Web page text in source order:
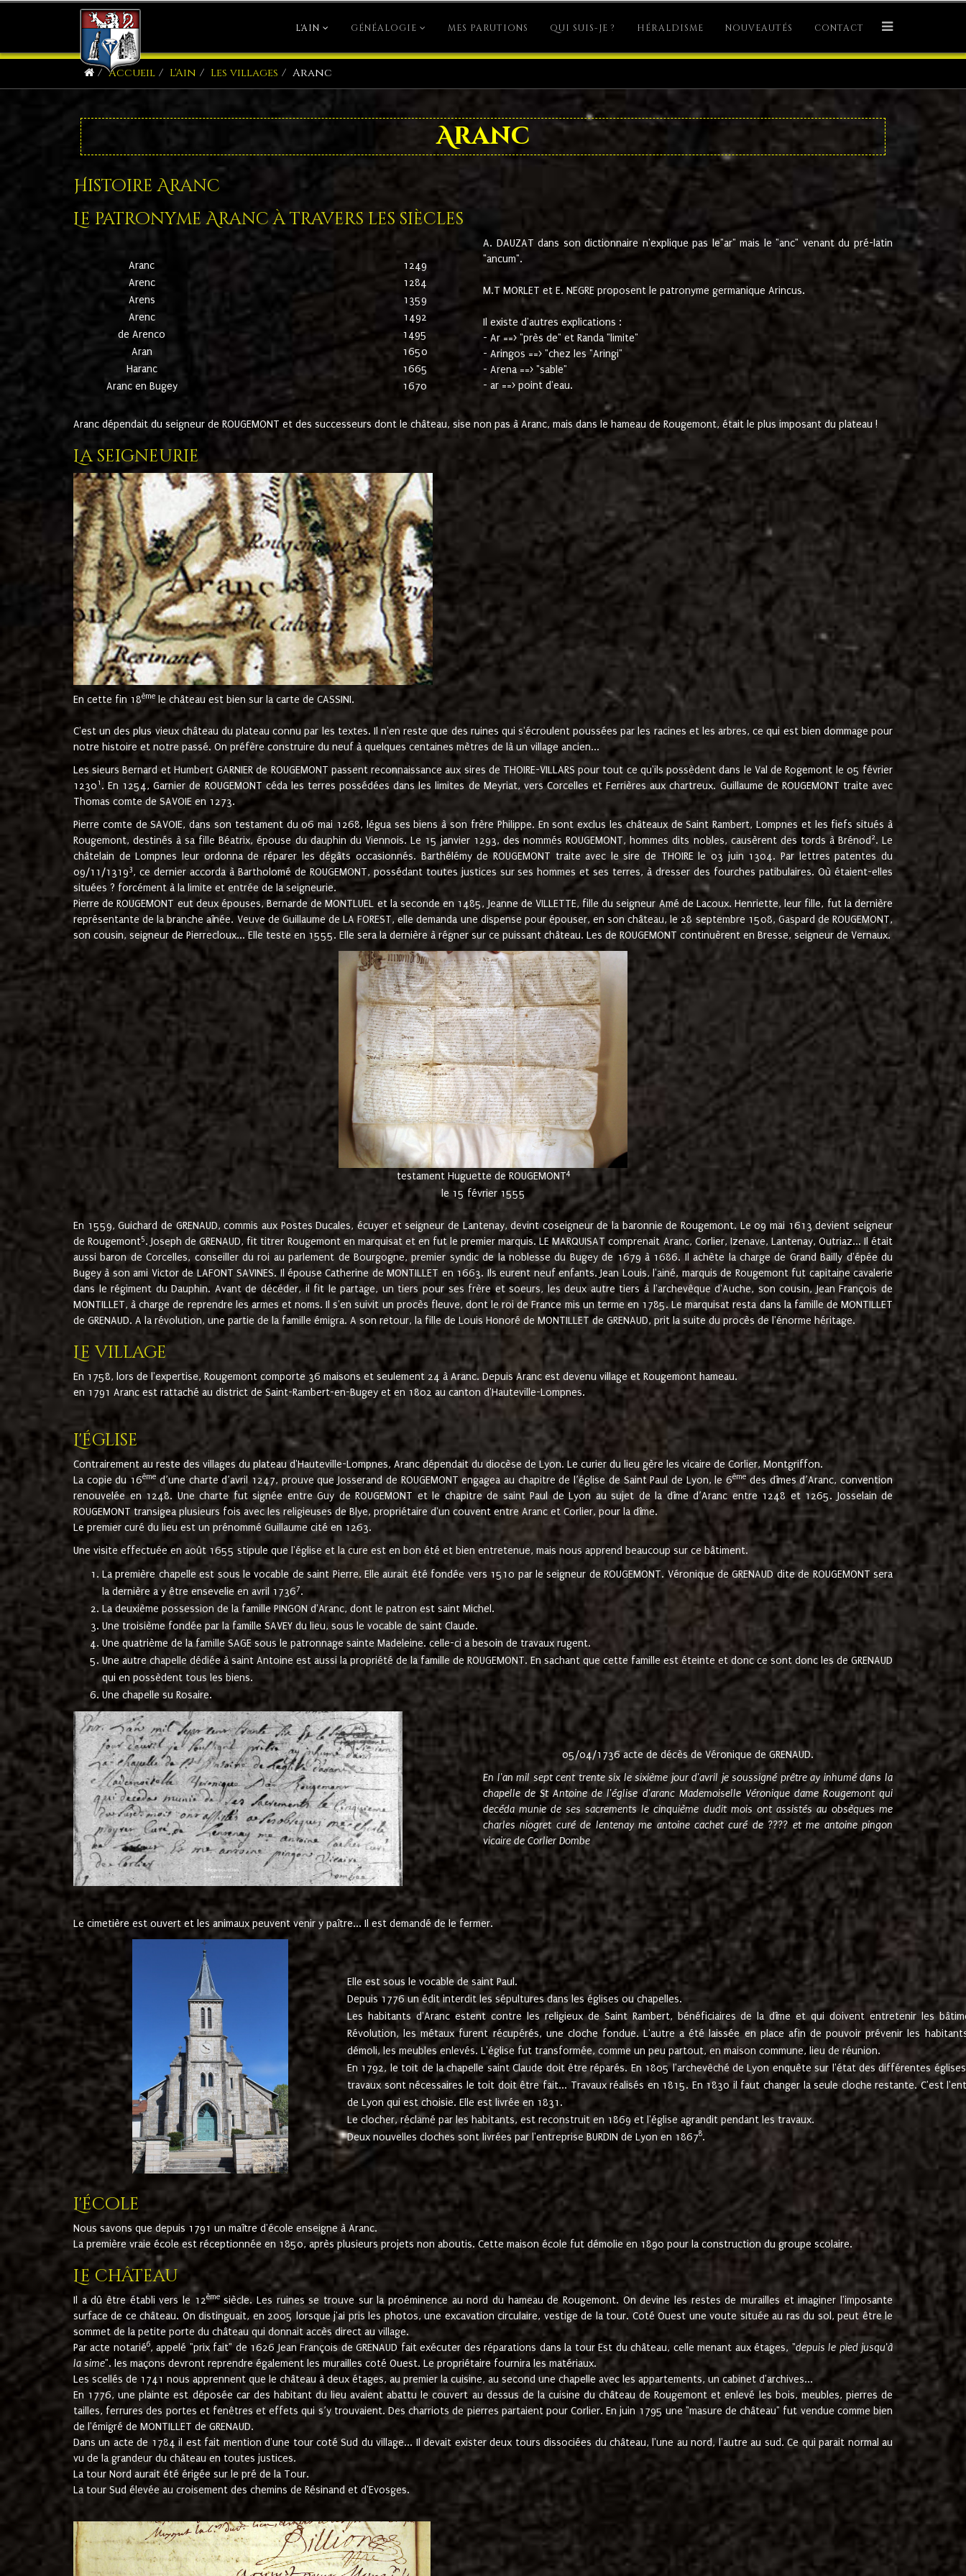
L'AIN GÉNÉALOGIE MES PARUTIONS QUI SUIS-JE ? HÉRALDISME NOUVEAUTÉS CONTACT
Accueil L'Ain Les villages Aranc
Aranc
Histoire Aranc
Le patronyme Aranc à travers les siècles
Aranc
1249
Arenc
1284
Arens
1359
Arenc
1492
de Arenco
1495
Aran
1650
Haranc
1665
Aranc en Bugey
1670
A. DAUZAT dans son dictionnaire n'explique pas le"ar" mais le "anc" venant du pré-latin
"ancum".
M.T MORLET et E. NEGRE proposent le patronyme germanique Arincus.
Il existe d'autres explications :
- Ar ==> "près de" et Randa "limite"
- Aringos ==> "chez les "Aringi"
- Arena ==> "sable"
- ar ==> point d'eau.
Aranc dépendait du seigneur de ROUGEMONT et des successeurs dont le château, sise non pas à Aranc, mais dans le hameau de Rougemont, était le plus imposant du plateau !
La seigneurie
En cette fin 18ème le château est bien sur la carte de CASSINI.
C'est un des plus vieux château du plateau connu par les textes. Il n'en reste que des ruines qui s'écroulent poussées par les racines et les arbres, ce qui est bien dommage pour
notre histoire et notre passé. On préfère construire du neuf à quelques centaines mètres de là un village ancien...
Les sieurs Bernard et Humbert GARNIER de ROUGEMONT passent reconnaissance aux sires de THOIRE-VILLARS pour tout ce qu'ils possèdent dans le Val de Rogemont le 05 février
12301 . En 1254, Garnier de ROUGEMONT céda les terres possédées dans les limites de Meyriat, vers Corcelles et Ferrières aux chartreux. Guillaume de ROUGEMONT traite avec
Thomas comte de SAVOIE en 1273.
Pierre comte de SAVOIE, dans son testament du 06 mai 1268, légua ses biens à son frère Philippe. En sont exclus les châteaux de Saint Rambert, Lompnes et les fiefs situés à
Rougemont, destinés à sa fille Béatrix, épouse du dauphin du Viennois. Le 15 janvier 1293, des nommés ROUGEMONT, hommes dits nobles, causèrent des tords à Brénod 2. Le
châtelain de Lompnes leur ordonna de réparer les dégâts occasionnés. Barthélémy de ROUGEMONT traite avec le sire de THOIRE le 03 juin 1304. Par lettres patentes du
09/11/13193, ce dernier accorda à Bartholomé de ROUGEMONT, possédant toutes justices sur ses hommes et ses terres, à dresser des fourches patibulaires. Où étaient-elles
situées ? forcément à la limite et entrée de la seigneurie.
Pierre de ROUGEMONT eut deux épouses, Bernarde de MONTLUEL et la seconde en 1485, Jeanne de VILLETTE, fille du seigneur Amé de Lacoux. Henriette, leur fille, fut la dernière
représentante de la branche aînée. Veuve de Guillaume de LA FOREST, elle demanda une dispense pour épouser, en son château, le 28 septembre 1508, Gaspard de ROUGEMONT,
son cousin, seigneur de Pierrecloux... Elle teste en 1555. Elle sera la dernière à régner sur ce puissant château. Les de ROUGEMONT continuèrent en Bresse, seigneur de Vernaux.
testament Huguette de ROUGEMONT4
le 15 février 1555
En 1559, Guichard de GRENAUD, commis aux Postes Ducales, écuyer et seigneur de Lantenay, devint coseigneur de la baronnie de Rougemont. Le 09 mai 1613 devient seigneur
de Rougemont5. Joseph de GRENAUD, fit titrer Rougemont en marquisat et en fut le premier marquis. LE MARQUISAT comprenait Aranc, Corlier, Izenave, Lantenay, Outriaz... Il était
aussi baron de Corcelles, conseiller du roi au parlement de Bourgogne, premier syndic de la noblesse du Bugey de 1679 à 1686. Il achète la charge de Grand Bailly d'épée du
Bugey à son ami Victor de LAFONT SAVINES. Il épouse Catherine de MONTILLET en 1663. Ils eurent neuf enfants. Jean Louis, l'ainé, marquis de Rougemont fut capitaine cavalerie
dans le régiment du Dauphin. Avant de décéder, il fit le partage, un tiers pour ses frère et soeurs, les deux autre tiers à l'archevêque d'Auche, son cousin, Jean François de
MONTILLET, à charge de reprendre les armes et noms. Il s'en suivit un procès fleuve, dont le roi de France mis un terme en 1785. Le marquisat resta dans la famille de MONTILLET
de GRENAUD. A la révolution, une partie de la famille émigra. A son retour, la fille de Louis Honoré de MONTILLET de GRENAUD, prit la suite du procès de l'énorme héritage.
Le village
En 1758, lors de l'expertise, Rougemont comporte 36 maisons et seulement 24 à Aranc. Depuis Aranc est devenu village et Rougemont hameau.
en 1791 Aranc est rattaché au district de Saint-Rambert-en-Bugey et en 1802 au canton d'Hauteville-Lompnes.
L'église
Contrairement au reste des villages du plateau d'Hauteville-Lompnes, Aranc dépendait du diocèse de Lyon. Le curier du lieu gère les vicaire de Corlier, Montgriffon.
La copie du 16ème d’une charte d’avril 1247, prouve que Josserand de ROUGEMONT engagea au chapitre de l’église de Saint Paul de Lyon, le 6ème des dîmes d’Aranc, convention
renouvelée en 1248. Une charte fut signée entre Guy de ROUGEMONT et le chapitre de saint Paul de Lyon au sujet de la dîme d’Aranc entre 1248 et 1265. Josselain de
ROUGEMONT transigea plusieurs fois avec les religieuses de Blye, propriétaire d'un couvent entre Aranc et Corlier, pour la dîme.
Le premier curé du lieu est un prénommé Guillaume cité en 1263.
Une visite effectuée en août 1655 stipule que l'église et la cure est en bon été et bien entretenue, mais nous apprend beaucoup sur ce bâtiment.
La première chapelle est sous le vocable de saint Pierre. Elle aurait été fondée vers 1510 par le seigneur de ROUGEMONT. Véronique de GRENAUD dite de ROUGEMONT sera
la dernière a y être ensevelie en avril 17367.
La deuxième possession de la famille PINGON d'Aranc, dont le patron est saint Michel.
Une troisième fondée par la famille SAVEY du lieu, sous le vocable de saint Claude.
Une quatrième de la famille SAGE sous le patronnage sainte Madeleine. celle-ci a besoin de travaux rugent.
Une autre chapelle dédiée à saint Antoine est aussi la propriété de la famille de ROUGEMONT. En sachant que cette famille est éteinte et donc ce sont donc les de GRENAUD
qui en possèdent tous les biens.
Une chapelle su Rosaire.
05/04/1736 acte de décès de Véronique de GRENAUD.
En l'an mil sept cent trente six le sixième jour d'avril je soussigné prêtre ay inhumé dans la
chapelle de St Antoine de l'église d'aranc Mademoiselle Véronique dame Rougemont qui
decéda munie de ses sacrements le cinquième dudit mois ont assistés au obsèques me
charles niogret curé de lentenay me antoine cachet curé de ???? et me antoine pingon
vicaire de Corlier Dombe
Le cimetière est ouvert et les animaux peuvent venir y paître... Il est demandé de le fermer.
Elle est sous le vocable de saint Paul.
Depuis 1776 un édit interdit les sépultures dans les églises ou chapelles.
Les habitants d'Aranc estent contre les religieux de Saint Rambert, bénéficiaires de la dîme et qui doivent entretenir les
Révolution, les métaux furent récupérés, une cloche fondue. L'autre a été laissée en place afin de pouvoir prévenir les
démoli, les meubles enlevés. L'église fut transformée, comme un peu partout, en maison commune, lieu de réunion.
En 1792, le toit de la chapelle saint Claude doit être réparés. En 1805 l'archevêché de Lyon enquête sur l'état des différentes
travaux sont nécessaires le toit doit être fait... Travaux réalisés en 1815. En 1830 il faut changer la seule cloche restante. C'est
de Lyon qui est choisie. Elle est livrée en 1831.
Le clocher, réclamé par les habitants, est reconstruit en 1869 et l'église agrandit pendant les travaux.
Deux nouvelles cloches sont livrées par l'entreprise BURDIN de Lyon en 18678.
L'école
Nous savons que depuis 1791 un maître d'école enseigne à Aranc.
La première vraie école est réceptionnée en 1850, après plusieurs projets non aboutis. Cette maison école fut démolie en 1890 pour la construction du groupe scolaire.
Le château
Il a dû être établi vers le 12èmesiècle. Les ruines se trouve sur la proéminence au nord du hameau de Rougemont. On devine les restes de murailles et imaginer l'imposante
surface de ce château. On distinguait, en 2005 lorsque j'ai pris les photos, une excavation circulaire, vestige de la tour. Coté Ouest une voute située au ras du sol, peut être le
sommet de la petite porte du château qui donnait accès direct au village.
Par acte notarié6, appelé "prix fait" de 1626 Jean François de GRENAUD fait exécuter des réparations dans la tour Est du château, celle menant aux étages, "depuis le pied jusqu'à
la sime". les maçons devront reprendre également les murailles coté Ouest. Le propriétaire fournira les matériaux.
Les scellés de 1741 nous apprennent que le château à deux étages, au premier la cuisine, au second une chapelle avec les appartements, un cabinet d'archives...
En 1776, une plainte est déposée car des habitant du lieu avaient abattu le couvert au dessus de la cuisine du château de Rougemont et enlevé les bois, meubles, pierres de
tailles, ferrures des portes et fenêtres et effets qui s’y trouvaient. Des charriots de pierres partaient pour Corlier. En juin 1795 une "masure de château" fut vendue comme bien
de l'émigré de MONTILLET de GRENAUD.
Dans un acte de 1784 il est fait mention d'une tour coté Sud du village... Il devait exister deux tours dissociées du château, l'une au nord, l'autre au sud. Ce qui parait normal au
vu de la grandeur du château en toutes justices.
La tour Nord aurait été érigée sur le pré de la Tour.
La tour Sud élevée au croisement des chemins de Résinand et d'Evosges.